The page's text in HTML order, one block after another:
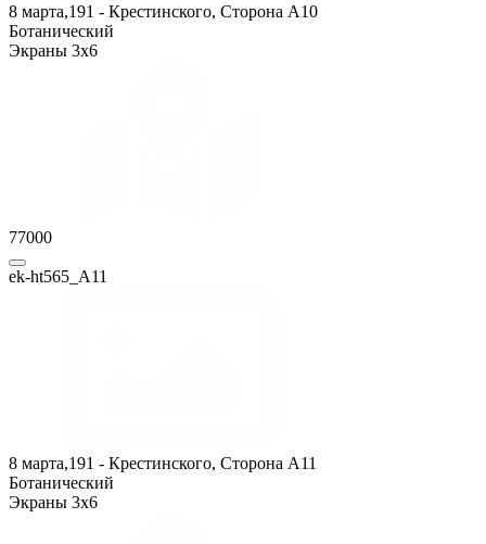
8 марта,191 - Крестинского, Сторона A10
Ботанический
Экраны 3x6
77000
ek-ht565_А11
8 марта,191 - Крестинского, Сторона A11
Ботанический
Экраны 3x6